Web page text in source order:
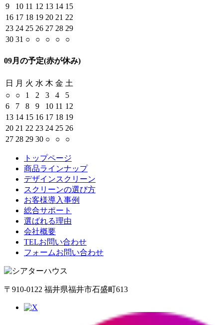
9
10 11 12 13 14 15
16 17 18 19 20 21 22
23 24 25 26 27 28 29
30 31 ○ ○ ○ ○ ○
09月の予定(赤が休み)
日 月 火 水 木 金 土
○
○ 1 2 3 4
5
6
7 8 9 10 11 12
13 14 15 16 17 18 19
20 21 22 23 24 25 26
27 28 29 30 ○ ○ ○
トップページ
商品ラインナップ
デザインスクリーン
スクリーンの選び方
お客様導入事例
総合サポート
選ばれる理由
会社概要
TELお問い合わせ
フォームお問い合わせ
〒910-0122 福井県福井市石盛町613